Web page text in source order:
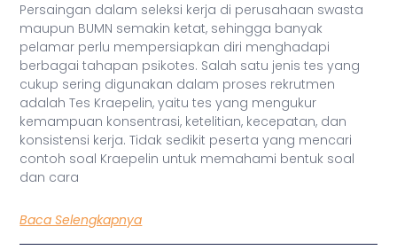
Persaingan dalam seleksi kerja di perusahaan swasta
maupun BUMN semakin ketat, sehingga banyak
pelamar perlu mempersiapkan diri menghadapi
berbagai tahapan psikotes. Salah satu jenis tes yang
cukup sering digunakan dalam proses rekrutmen
adalah Tes Kraepelin, yaitu tes yang mengukur
kemampuan konsentrasi, ketelitian, kecepatan, dan
konsistensi kerja. Tidak sedikit peserta yang mencari
contoh soal Kraepelin untuk memahami bentuk soal
dan cara
Baca Selengkapnya